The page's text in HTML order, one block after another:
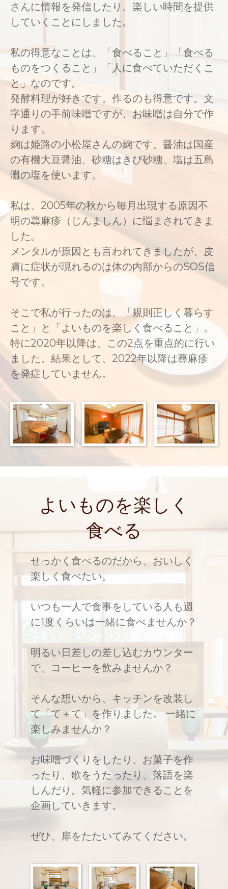
さんに情報を発信したり、楽しい時間を提供
していくことにしました。
私の得意なことは、「食べること」「食べる
ものをつくること」「人に食べていただくこ
と」なのです。
発酵料理が好きです。作るのも得意です。文
字通りの手前味噌ですが、お味噌は自分で作
ります。
麹は姫路の小松屋さんの麹です。醤油は国産
の有機大豆醤油、砂糖はきび砂糖、塩は五島
灘の塩を使います。
私は、2005年の秋から毎月出現する原因不
明の蕁麻疹（じんましん）に悩まされてきま
した。
メンタルが原因とも言われてきましたが、皮
膚に症状が現れるのは体の内部からのSOS信
号です。
そこで私が行ったのは、「規則正しく暮らす
こと」と「よいものを楽しく食べること」。
特に2020年以降は、この2点を重点的に行い
ました。結果として、2022年以降は蕁麻疹
を発症していません。
よいものを楽しく
食べる
せっかく食べるのだから、おいしく
楽しく食べたい。
いつも一人で食事をしている人も週
に1度くらいは一緒に食べませんか？
明るい日差しの差し込むカウンター
で、コーヒーを飲みませんか？
そんな想いから、キッチンを改装し
て「て＋て」を作りました。 一緒に
楽しみませんか？
お味噌づくりをしたり、お菓子を作
ったり、歌をうたったり、落語を楽
しんだり。気軽に参加できることを
企画していきます。
ぜひ、扉をたたいてみてください。